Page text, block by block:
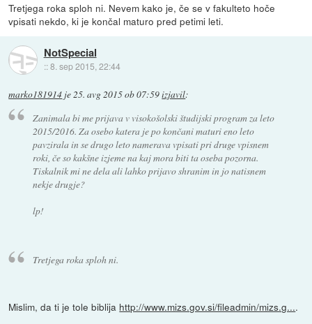
Tretjega roka sploh ni. Nevem kako je, če se v fakulteto hoče
vpisati nekdo, ki je končal maturo pred petimi leti.
NotSpecial
::8. sep 2015, 22:44
marko181914 je25. avg 2015 ob 07:59izjavil:
Zanimala bi me prijava v visokošolski študijski program za leto
2015/2016. Za osebo katera je po končani maturi eno leto
pavzirala in se drugo leto namerava vpisati pri druge vpisnem
roki, če so kakšne izjeme na kaj mora biti ta oseba pozorna.
Tiskalnik mi ne dela ali lahko prijavo shranim in jo natisnem
nekje drugje?
lp!
Tretjega roka sploh ni.
Mislim, da ti je tole biblija http://www.mizs.gov.si/fileadmin/mizs.g....